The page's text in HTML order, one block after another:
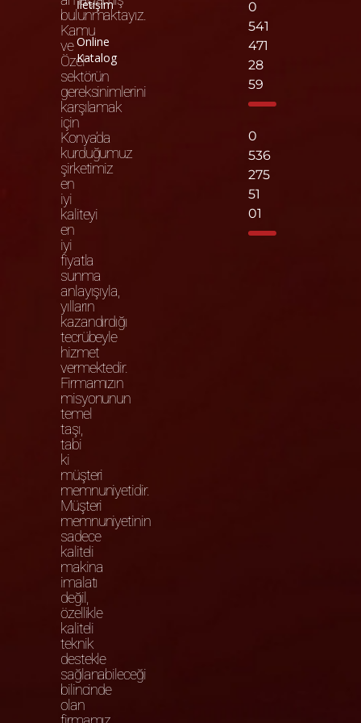
bulunmaktayız.
Kamu
ve
Özel
sektörün
gereksinimlerini
karşılamak
için
Konya’da
kurduğumuz
şirketimiz
en
iyi
kaliteyi
en
iyi
fiyatla
sunma
anlayışıyla,
yılların
kazandırdığı
tecrübeyle
hizmet
vermektedir.
Firmamızın
misyonunun
temel
taşı,
tabi
ki
müşteri
memnuniyetidir.
Müşteri
memnuniyetinin
sadece
kaliteli
makina
imalatı
değil,
özellikle
kaliteli
teknik
destekle
sağlanabileceği
bilincinde
olan
İletişim
Online
Katalog
0
541
471
28
59
0
536
275
51
01